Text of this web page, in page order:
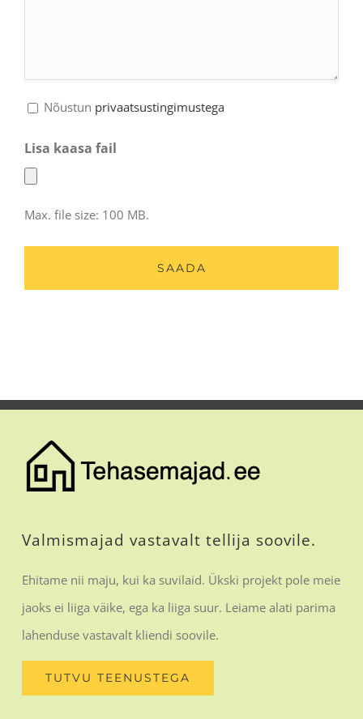
Nõustun privaatsustingimustega
Lisa kaasa fail
Max. file size: 100 MB.
Valmismajad vastavalt tellija soovile.
Ehitame nii maju, kui ka suvilaid. Ükski projekt pole meie
jaoks ei liiga väike, ega ka liiga suur. Leiame alati parima
lahenduse vastavalt kliendi soovile.
TUTVU TEENUSTEGA